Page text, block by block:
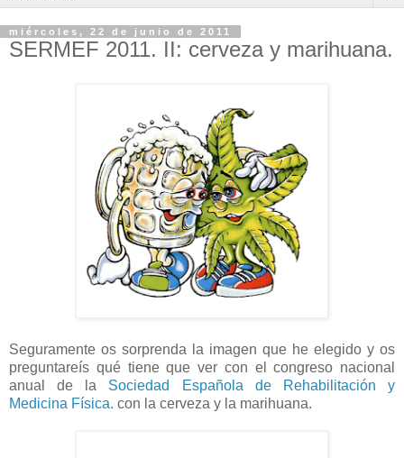
miércoles, 22 de junio de 2011
SERMEF 2011. II: cerveza y marihuana.
Seguramente os sorprenda la imagen que he elegido y os
preguntareís qué tiene que ver con el congreso nacional
anual de la Sociedad Española de Rehabilitación y
Medicina Física. con la cerveza y la marihuana.